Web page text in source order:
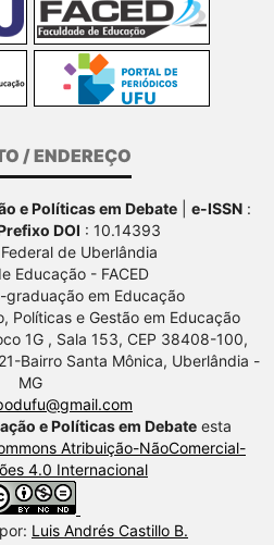
/ ENDEREÇO
e Políticas em Debate| e-ISSN:
DOI : 10.14393
de Uberlândia
Educação - FACED
graduação em Educação
Políticas e Gestão em Educação
1G , Sala 153, CEP 38408-100,
Bairro Santa Mônica, Uberlândia -
MG
e Políticas em Debateesta
Atribuição-NãoComercial-
4.0 Internacional
Luis Andrés Castillo B.